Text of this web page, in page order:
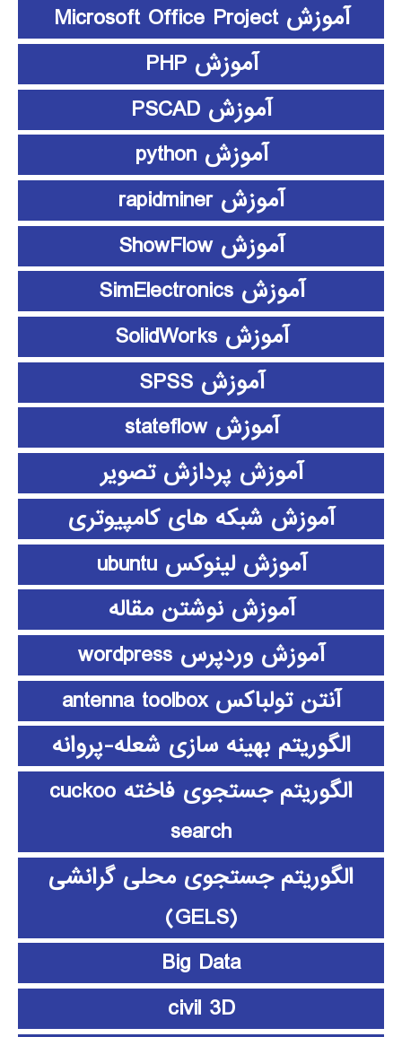
آموزش Microsoft Office Project
آموزش PHP
آموزش PSCAD
آموزش python
آموزش rapidminer
آموزش ShowFlow
آموزش SimElectronics
آموزش SolidWorks
آموزش SPSS
آموزش stateflow
آموزش پردازش تصویر
آموزش شبکه های کامپیوتری
آموزش لینوکس ubuntu
آموزش نوشتن مقاله
آموزش وردپرس wordpress
آنتن تولباکس antenna toolbox
الگوریتم بهینه سازی شعله-پروانه
الگوریتم جستجوی فاخته cuckoo
search
الگوریتم جستجوی محلی گرانشی
(GELS)
Big Data
civil 3D